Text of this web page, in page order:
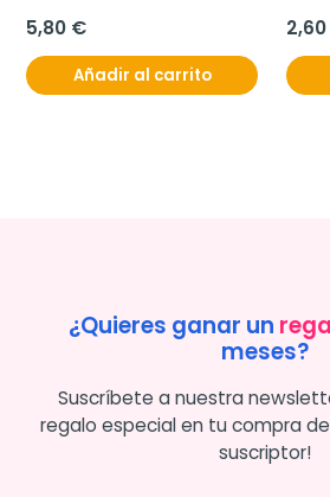
5,80 €
Añadir al carrito
¿Quieres ganar un
meses?
Suscríbete a nuestra
regalo especial en tu compra
suscriptor!